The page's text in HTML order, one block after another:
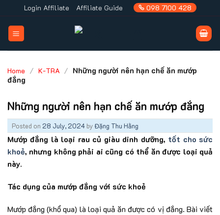
to
content
Login Affiliate Affiliate Guide 098 7100 428
Home / K-TRA / Những người nên hạn chế ăn mướp
đắng
Những người nên hạn chế ăn mướp đắng
Posted on 28 July, 2024 byĐặng Thu Hằng
Mướp đắng là loại rau củ giàu dinh dưỡng, tốt cho sức
khoẻ, nhưng không phải ai cũng có thể ăn được loại quả
này.
Tác dụng của mướp đắng với sức khoẻ
Mướp đắng (khổ qua) là loại quả ăn được có vị đắng. Bài viết